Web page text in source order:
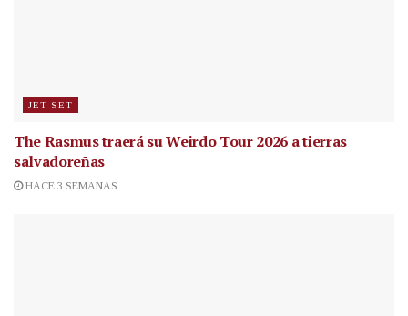
JET SET
The Rasmus traerá su Weirdo Tour 2026 a tierras
salvadoreñas
HACE 3 SEMANAS